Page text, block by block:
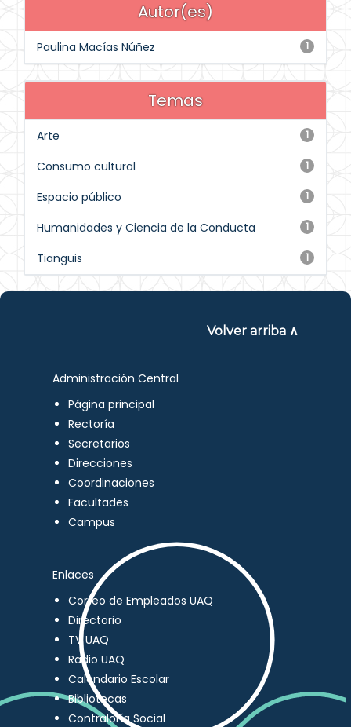
Autor(es)
1
Paulina Macías Núñez
Temas
1
Arte
1
Consumo cultural
1
Espacio público
1
Humanidades y Ciencia de la Conducta
1
Tianguis
Volver arriba ∧
Administración Central
Página principal
Rectoría
Secretarios
Direcciones
Coordinaciones
Facultades
Campus
Enlaces
Correo de Empleados UAQ
Directorio
TV UAQ
Radio UAQ
Calendario Escolar
Bibliotecas
Contraloría Social